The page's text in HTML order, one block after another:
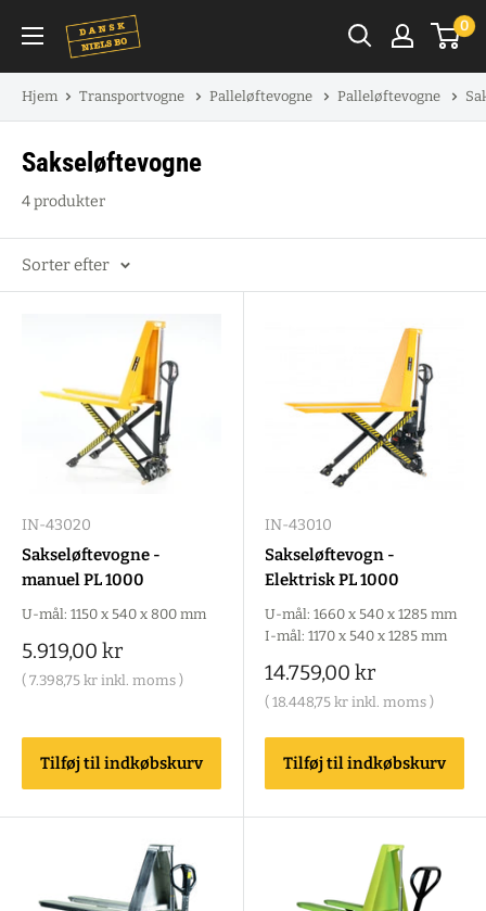
indhold
0
Hjem Transportvogne Palleløftevogne Palleløftevogne
Sakseløftevogne
4 produkter
Sorter efter
IN-43020
Sakseløftevogne -
manuel PL 1000
U-mål: 1150 x 540 x 800 mm
Salgspris
5.919,00 kr
( 7.398,75 kr inkl. moms )
Tilføj til indkøbskurv
IN-43010
Sakseløftevogn -
Elektrisk PL 1000
U-mål: 1660 x 540 x 1285 mm
I-mål: 1170 x 540 x 1285 mm
Salgspris
14.759,00 kr
( 18.448,75 kr inkl. moms )
Tilføj til indkøbskurv